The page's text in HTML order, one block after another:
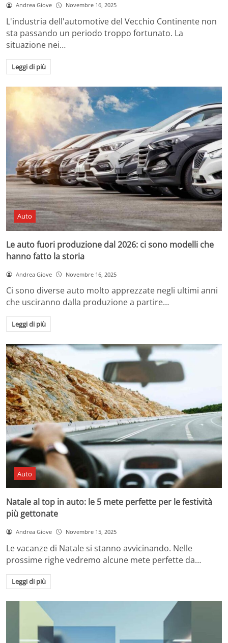
Andrea Giove Novembre 16, 2025
L'industria dell'automotive del Vecchio Continente non
sta passando un periodo troppo fortunato. La
situazione nei…
Leggi di più
Auto
Le auto fuori produzione dal 2026: ci sono modelli che
hanno fatto la storia
Andrea Giove Novembre 16, 2025
Ci sono diverse auto molto apprezzate negli ultimi anni
che usciranno dalla produzione a partire…
Leggi di più
Auto
Natale al top in auto: le 5 mete perfette per le festività
più gettonate
Andrea Giove Novembre 15, 2025
Le vacanze di Natale si stanno avvicinando. Nelle
prossime righe vedremo alcune mete perfette da…
Leggi di più